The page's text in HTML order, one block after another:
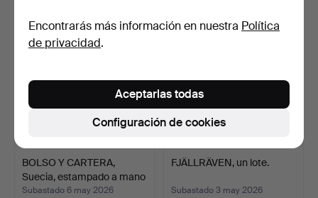
BOLSO Y CARTERA,
Suecia, estampado a mano
…
Subastado 6 may 2026
FJÄLLRÄVEN, un lote.
Subastado 3 may 2026
Encontrarás más información en nuestra Política
de privacidad.
Configuración de cookies
Aceptarlas todas